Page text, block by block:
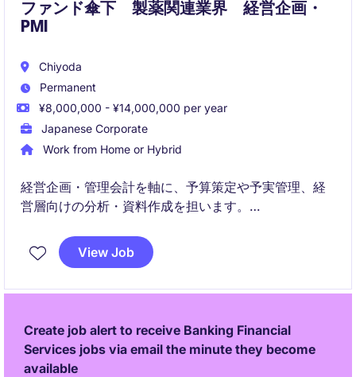
ファンド傘下 製薬関連業界 経営企画・
PMI
Chiyoda
Permanent
¥8,000,000 - ¥14,000,000 per year
Japanese Corporate
Work from Home or Hybrid
経営企画・管理会計を軸に、予算策定や予実管理、経
営層向けの分析・資料作成を担います。
加えて、M&AにおけるPMI推進や投資管理をリード
し、事業成長をドライブする役割です。
View Job
Create job alert to receive Banking Financial
Services jobs via email the minute they become
available